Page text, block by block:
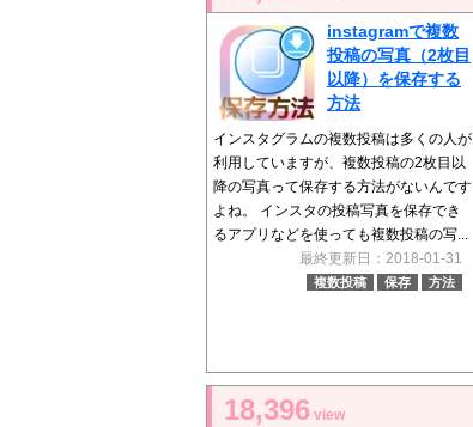
instagramで複数
投稿の写真（2枚目
以降）を保存する
方法
インスタグラムの複数投稿は多くの人が
利用していますが、複数投稿の2枚目以
降の写真って保存する方法がないんです
よね。 インスタの投稿写真を保存でき
るアプリなどを使っても複数投稿の写...
最終更新日：2018-01-31
複数投稿 保存 方法
18,396 view